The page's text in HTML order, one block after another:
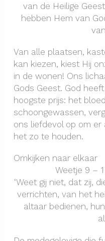
van de Heilige
hebben Hem van
Van alle plaatsen,
kan kiezen, kiest Hij
in de wonen! Ons
Gods Geest. God
hoogste prijs: het
schoongewassen,
ons liefdevol op om
het zo te houden.
Omkijken naar elkaar
Weetje 9 – 1
‘Weet gij niet, dat zij,
verrichten, van het
altaar bedienen,